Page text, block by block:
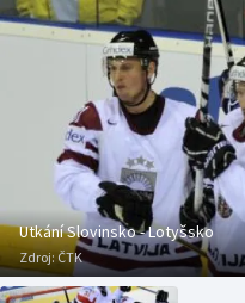
Cyklistika
DALŠÍ SPORTY
Americký fotbal
Baseball a softbal
Basketbal
NEPŘEHLÉDNĚTE
Soutěže
Historické návraty
Utkání Slovinsko - Lotyšsko
Zdroj:ČTK